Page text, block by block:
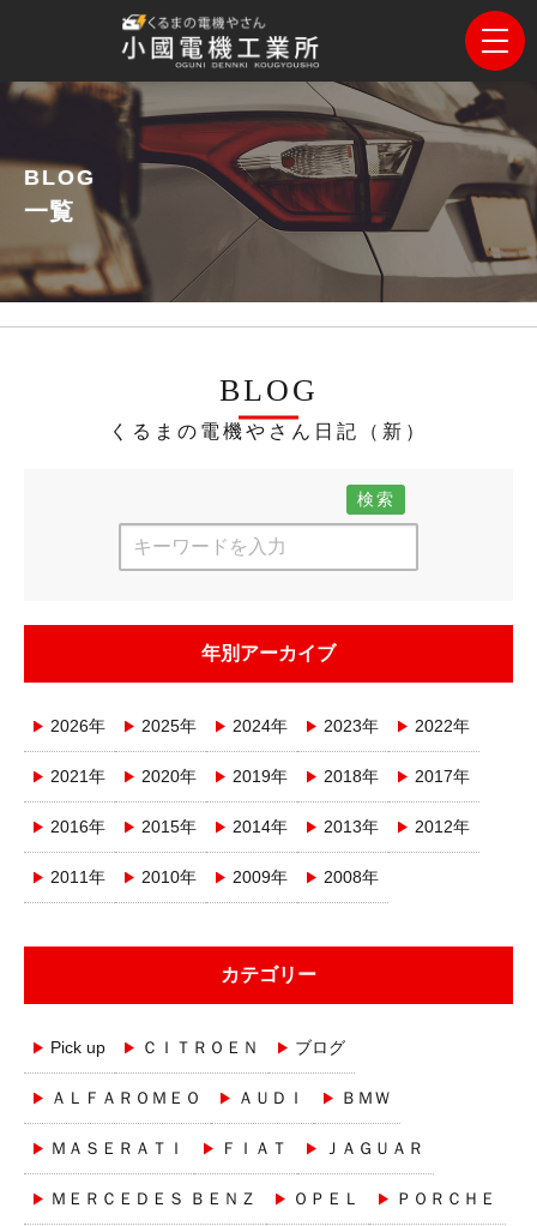
BLOG
一覧
BLOG
くるまの電機やさん日記（新）
検索
年別アーカイブ
2026年 2025年 2024年 2023年 2022年
2021年 2020年 2019年 2018年 2017年
2016年 2015年 2014年 2013年 2012年
2011年 2010年 2009年 2008年
カテゴリー
Pick up ＣＩＴＲＯＥＮ ブログ
ＡＬＦＡＲＯＭＥＯ ＡＵＤＩ ＢＭＷ
ＭＡＳＥＲＡＴＩ ＦＩＡＴ ＪＡＧＵＡＲ
ＭＥＲＣＥＤＥＳ ＢＥＮＺ ＯＰＥＬ ＰＯＲＣＨＥ